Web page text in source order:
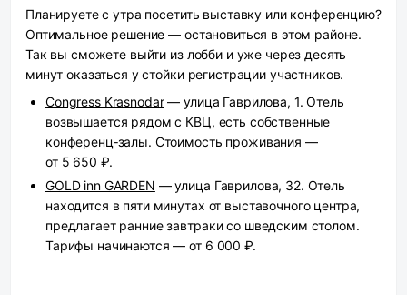
Планируете с утра посетить выставку или конференцию?
Оптимальное решение — остановиться в этом районе.
Так вы сможете выйти из лобби и уже через десять
минут оказаться у стойки регистрации участников.
Congress Krasnodar— улица Гаврилова, 1. Отель
возвышается рядом с КВЦ, есть собственные
конференц‑залы. Стоимость проживания —
от 5 650 ₽.
GOLD inn GARDEN — улица Гаврилова, 32. Отель
находится в пяти минутах от выставочного центра,
предлагает ранние завтраки со шведским столом.
Тарифы начинаются — от 6 000 ₽.